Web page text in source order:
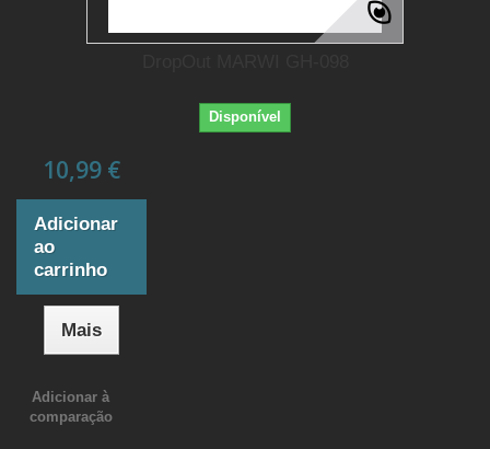
Disponível
10,99 €
Adicionar
ao
carrinho
Mais
Adicionar à
comparação